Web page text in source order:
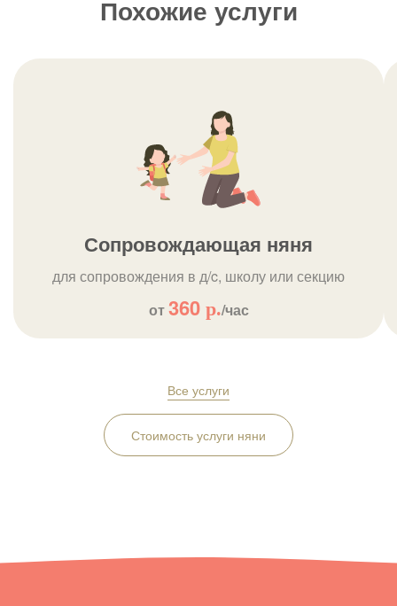
Похожие услуги
Сопровождающая няня
для сопровождения в д/c, школу или секцию
от360 р./час
Все услуги
Стоимость услуги няни